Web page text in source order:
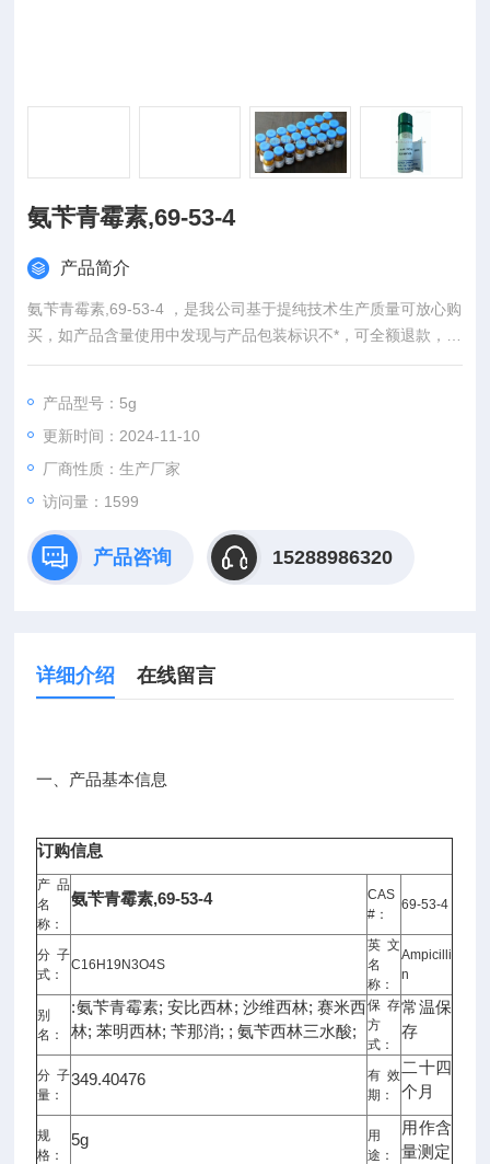
氨苄青霉素,69-53-4
产品简介
氨苄青霉素,69-53-4 ，是我公司基于提纯技术生产质量可放心购
买，如产品含量使用中发现与产品包装标识不*，可全额退款，为
使广大客户一站式购齐所需试剂我公司同时代理：中检所标准
对我司产品质量的保证，院校及医院客户可先发货后付款。 同单
位购货积分每季度均可参加礼品兑换（iphone 6、iPhone5s、iP
ad mini,笔记本电脑等
产品型号：5g
更新时间：2024-11-10
厂商性质：生产厂家
访问量：1599
产品咨询 15288986320
详细介绍 在线留言
一、产品基本信息
订购信息
产品
名
称：
氨苄青霉素,69-53-4
CAS
#：
69-53-4
分子
式：
C16H19N3O4S
英文
名
称：
Ampicilli
n
别
名：
:氨苄青霉素; 安比西林; 沙维西林; 赛米西
林; 苯明西林; 苄那消; ; 氨苄西林三水酸;
保存
方
式：
常温保
存
分子
量：
349.40476
有效
期：
二十四
个月
规
格：
5g
用
途：
用作含
量测定